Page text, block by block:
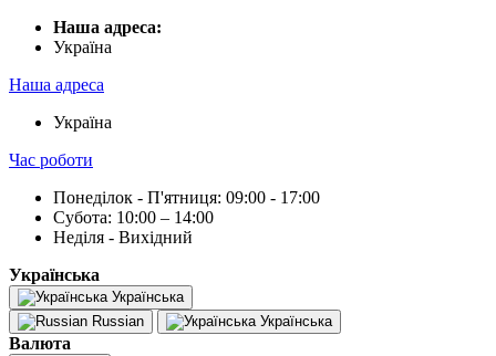
Наша адреса:
Українa
Наша адреса
Українa
Час роботи
Понеділок - П'ятниця: 09:00 - 17:00
Субота: 10:00 – 14:00
Неділя - Вихідний
Українська
Українська
Russian
Українська
Валюта